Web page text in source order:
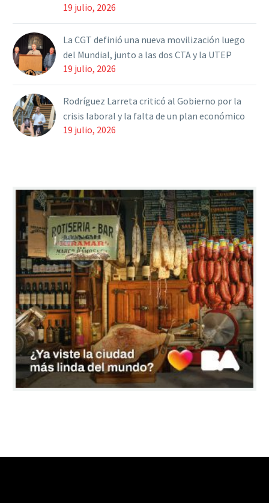
19 julio, 2026
La CGT definió una nueva movilización luego
del Mundial, junto a las dos CTA y la UTEP
19 julio, 2026
Rodríguez Larreta criticó al Gobierno por la
crisis laboral y la falta de un plan económico
19 julio, 2026